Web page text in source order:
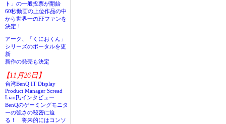
ト」の一般投票が開始
60秒動画の上位作品の中
から世界一のFFファンを
決定！
アーク、「くにおくん」
シリーズのポータルを更
新
新作の発売も決定
【11月26日】
台湾BenQ IT Display
Product Manager Scread
Liao氏インタビュー
BenQのゲーミングモニタ
ーの強さの秘密に迫
る！ 将来的にはコンソ